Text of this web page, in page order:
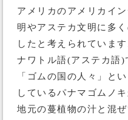
アメリカのアメリカイ
明やアステカ文明に多
したと考えられていま
ナワトル語(アステカ語)
「ゴムの国の人々」と
しているパナマゴムノ
地元の蔓植物の汁と混